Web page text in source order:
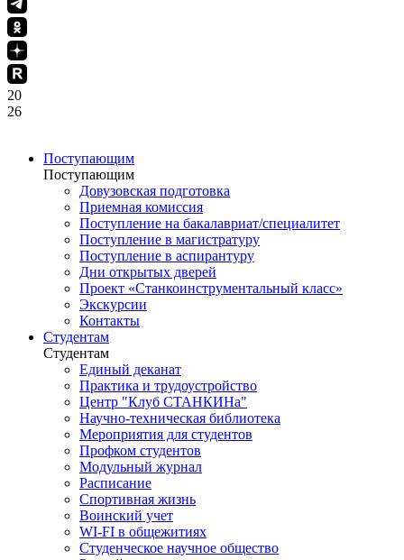
20
26
Поступающим
Поступающим
Довузовская подготовка
Приемная комиссия
Поступление на бакалавриат/специалитет
Поступление в магистратуру
Поступление в аспирантуру
Дни открытых дверей
Проект «Станкоинструментальный класс»
Экскурсии
Контакты
Студентам
Студентам
Единый деканат
Практика и трудоустройство
Центр "Клуб СТАНКИНа"
Научно-техническая библиотека
Мероприятия для студентов
Профком студентов
Модульный журнал
Расписание
Спортивная жизнь
Воинский учет
WI-FI в общежитиях
Студенческое научное общество